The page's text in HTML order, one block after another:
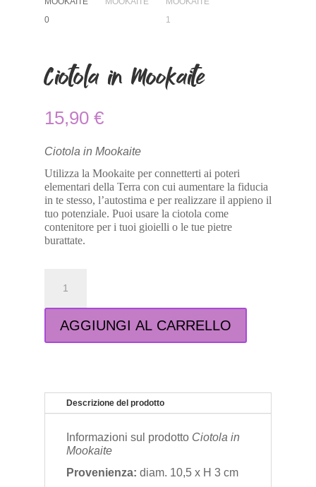
Ciotola in Mookaite
15,90 €
Ciotola in Mookaite
Utilizza la Mookaite per connetterti ai poteri
elementari della Terra con cui aumentare la fiducia
in te stesso, l’autostima e per realizzare il appieno il
tuo potenziale. Puoi usare la ciotola come
contenitore per i tuoi gioielli o le tue pietre
burattate.
quantità
AGGIUNGI AL CARRELLO
Descrizione del prodotto
Informazioni sul prodottoCiotola in
Mookaite
Provenienza: diam. 10,5 x H 3 cm